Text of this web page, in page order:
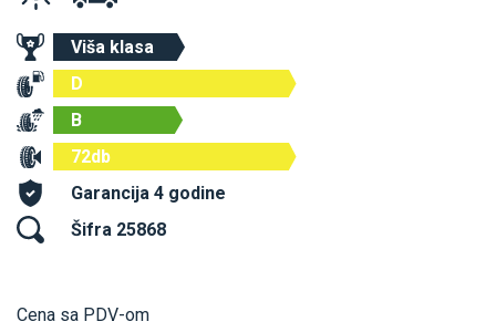
Viša klasa
D
B
72db
Garancija 4 godine
Šifra 25868
Cena sa PDV-om